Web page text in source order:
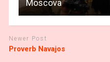
Moscova
Newer Post
Proverb Navajos